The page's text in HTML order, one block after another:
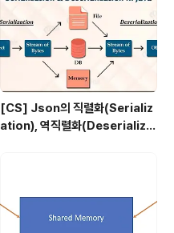
[CS] Json의 직렬화(Serializ
ation), 역직렬화(Deserializa